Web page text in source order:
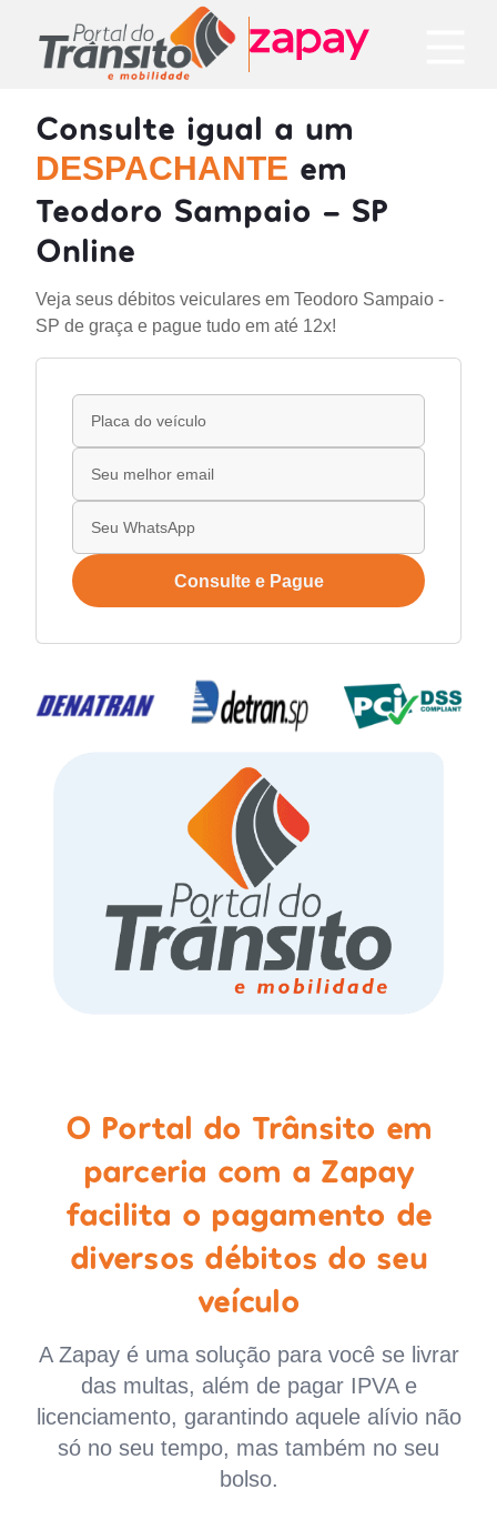
Consulte igual a um
DESPACHANTE em
Teodoro Sampaio - SP
Online
Veja seus débitos veiculares em Teodoro Sampaio -
SP de graça e pague tudo em até 12x!
Consulte e Pague
O Portal do Trânsito em
parceria com a Zapay
facilita o pagamento de
diversos débitos do seu
veículo
A Zapay é uma solução para você se livrar
das multas, além de pagar IPVA e
licenciamento, garantindo aquele alívio não
só no seu tempo, mas também no seu
bolso.